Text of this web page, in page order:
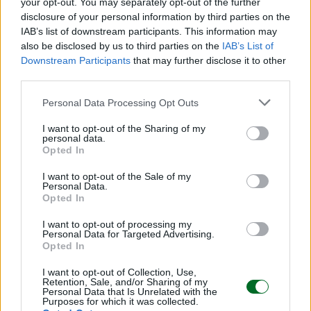
disclosure of your personal information by third parties on the
IAB’s list of downstream participants. This information may
also be disclosed by us to third parties on the IAB’s List of
Downstream Participants that may further disclose it to other
Personal Data Processing Opt Outs
I want to opt-out of the Sharing of my
personal data.
Opted In
I want to opt-out of the Sale of my
Personal Data.
Opted In
I want to opt-out of processing my
Personal Data for Targeted Advertising.
Opted In
I want to opt-out of Collection, Use,
Retention, Sale, and/or Sharing of my
Personal Data that Is Unrelated with the
Purposes for which it was collected.
IMPRESA E MANAGEMENT